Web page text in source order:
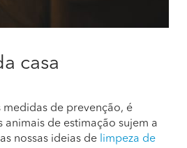
casa
medidas de prevenção, é
animais de estimação sujem a
nossas ideias de limpeza de